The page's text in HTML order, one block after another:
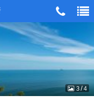
head_m_tel.htm
3 /4